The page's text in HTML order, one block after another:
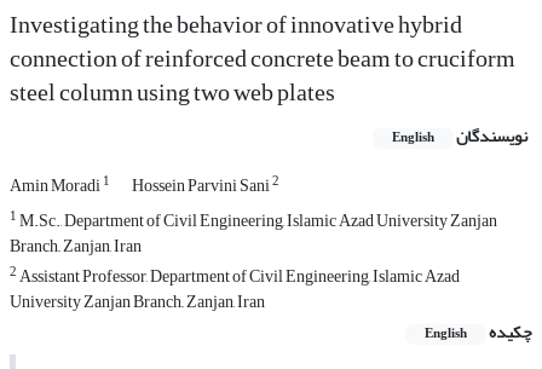
Investigating the behavior of innovative hybrid
connection of reinforced concrete beam to cruciform
steel column using two web plates
نویسندگان English
Amin Moradi1 Hossein Parvini Sani2
1M.Sc., Department of Civil Engineering, Islamic Azad University Zanjan
Branch,, Zanjan, Iran
2Assistant Professor, Department of Civil Engineering, Islamic Azad
University Zanjan Branch,, Zanjan, Iran
چکیده
English